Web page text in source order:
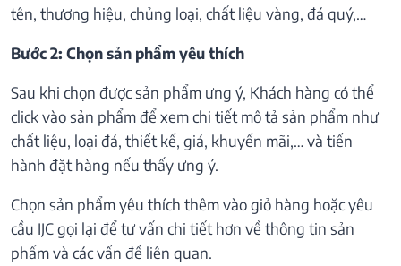
tên, thương hiệu, chủng loại, chất liệu vàng, đá quý,…
Bước 2: Chọn sản phẩm yêu thích
Sau khi chọn được sản phẩm ưng ý, Khách hàng có thể
click vào sản phẩm để xem chi tiết mô tả sản phẩm như
chất liệu, loại đá, thiết kế, giá, khuyến mãi,… và tiến
hành đặt hàng nếu thấy ưng ý.
Chọn sản phẩm yêu thích thêm vào giỏ hàng hoặc yêu
cầu IJC gọi lại để tư vấn chi tiết hơn về thông tin sản
phẩm và các vấn đề liên quan.